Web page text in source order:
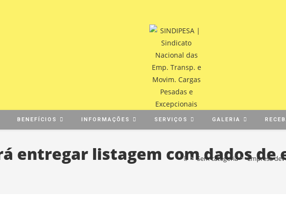
BENEFÍCIOS INFORMAÇÕES SERVIÇOS GALERIA
entregar listagem com dados de
> Sem categoria > Empresa